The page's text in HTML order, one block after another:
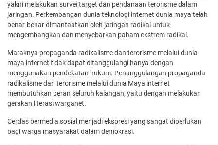
yakni melakukan survei target dan pendanaan terorisme dalam
jaringan. Perkembangan dunia teknologi internet dunia maya telah
benar-benar dimanfaatkan oleh jaringan radikal untuk
mengembangkan dan menyebarkan paham ekstrem radikal.
Maraknya propaganda radikalisme dan terorisme melalui dunia
maya internet tidak dapat ditanggulangi hanya dengan
menggunakan pendekatan hukum. Penanggulangan propaganda
radikalisme dan terorisme melalui dunia Maya internet
membutuhkan peran seluruh kalangan, yaitu dengan melakukan
gerakan literasi warganet.
Cerdas bermedia sosial menjadi ekspresi yang sangat diperlukan
bagi warga masyarakat dalam demokrasi.